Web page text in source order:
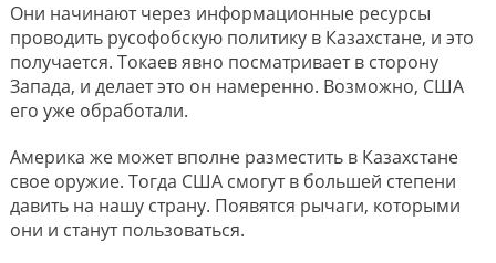
Они начинают через информационные ресурсы
проводить русофобскую политику в Казахстане, и это
получается. Токаев явно посматривает в сторону
Запада, и делает это он намеренно. Возможно, США
его уже обработали.
Америка же может вполне разместить в Казахстане
свое оружие. Тогда США смогут в большей степени
давить на нашу страну. Появятся рычаги, которыми
они и станут пользоваться.